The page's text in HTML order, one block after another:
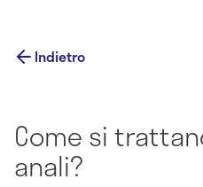
Indietro
Come si
anali?